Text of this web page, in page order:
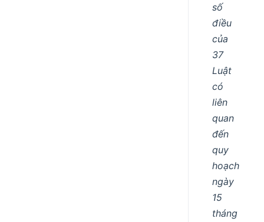
số
điều
của
37
Luật
có
liên
quan
đến
quy
hoạch
ngày
15
tháng